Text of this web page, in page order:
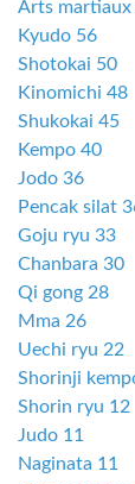
Arts martiaux
Kyudo 56
Shotokai 50
Kinomichi 48
Shukokai 45
Kempo 40
Jodo 36
Pencak silat
Goju ryu 33
Chanbara 30
Qi gong 28
Mma 26
Uechi ryu 22
Shorinji
Shorin ryu 12
Judo 11
Naginata 11